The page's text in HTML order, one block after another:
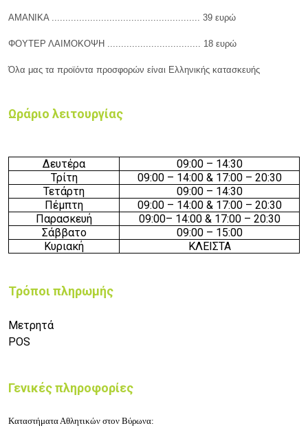
ΑΜΑΝΙΚΑ ...................................................... 39 ευρώ
ΦΟΥΤΕΡ ΛΑΙΜΟΚΟΨΗ .................................. 18 ευρώ
Όλα μας τα προϊόντα προσφορών είναι Ελληνικής κατασκευής
Ωράριο λειτουργίας
Δευτέρα 09:00 – 14:30
Τρίτη
09:00 – 14:00& 17:00 – 20:30
Τετάρτη
09:00 – 14:30
Πέμπτη
09:00 – 14:00& 17:00 – 20:30
Παρασκευή
09:00– 14:00& 17:00 – 20:30
Σάββατο
09:00 – 15:00
Κυριακή
ΚΛΕΙΣΤΑ
Τρόποι πληρωμής
Μετρητά
POS
Γενικές πληροφορίες
Καταστήματα Αθλητικών στον Βύρωνα: